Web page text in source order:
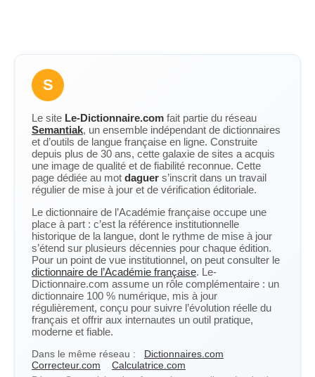
S
Le site Le-Dictionnaire.com fait partie du réseau
Semantiak, un ensemble indépendant de dictionnaires
et d’outils de langue française en ligne. Construite
depuis plus de 30 ans, cette galaxie de sites a acquis
une image de qualité et de fiabilité reconnue. Cette
page dédiée au mot daguer s’inscrit dans un travail
régulier de mise à jour et de vérification éditoriale.
Le dictionnaire de l’Académie française occupe une
place à part : c’est la référence institutionnelle
historique de la langue, dont le rythme de mise à jour
s’étend sur plusieurs décennies pour chaque édition.
Pour un point de vue institutionnel, on peut consulter le
dictionnaire de l’Académie française. Le-
Dictionnaire.com assume un rôle complémentaire : un
dictionnaire 100 % numérique, mis à jour
régulièrement, conçu pour suivre l’évolution réelle du
français et offrir aux internautes un outil pratique,
moderne et fiable.
Dans le même réseau :
Dictionnaires.com
Correcteur.com
Calculatrice.com